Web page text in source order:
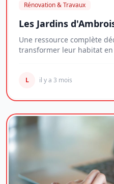
Rénovation & Travaux
Les Jardins
Une ressource complète
transformer leur habitat
L il y a 3 mois